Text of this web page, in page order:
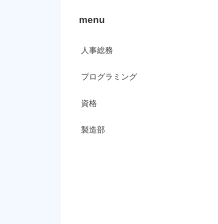
menu
人事総務
プログラミング
資格
製造部